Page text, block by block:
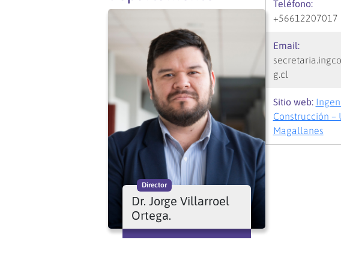
Director
Dr. Jorge Villarroel
Ortega.
Teléfono:
+56612207017
Email:
g.cl
Sitio web:
Construcción –
Magallanes